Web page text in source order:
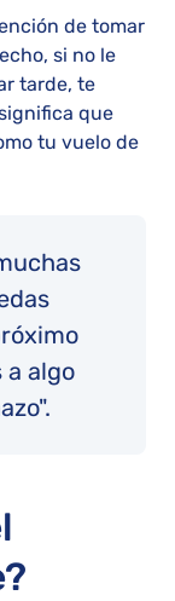
de tomar
si no le
tarde, te
que
tu vuelo de
a algo